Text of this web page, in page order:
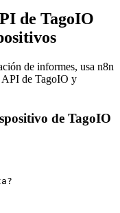
de TagoIO
de informes, usa n8n
API de TagoIO y
de TagoIO